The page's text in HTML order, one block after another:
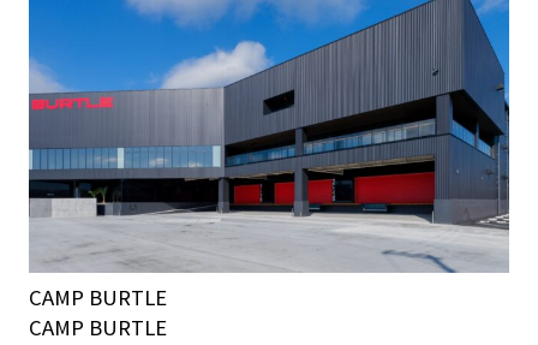
CAMP BURTLE
CAMP BURTLE